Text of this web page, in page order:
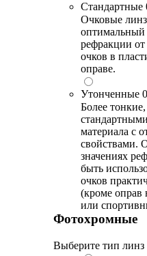
Стандартные
Очковые
оптимальный
рефракции
очков в
оправе.
Утонченные
Более
материала с
свойствами.
значениях
быть
очков
(кроме оправ
или
Фотохромные
Выберите тип линз